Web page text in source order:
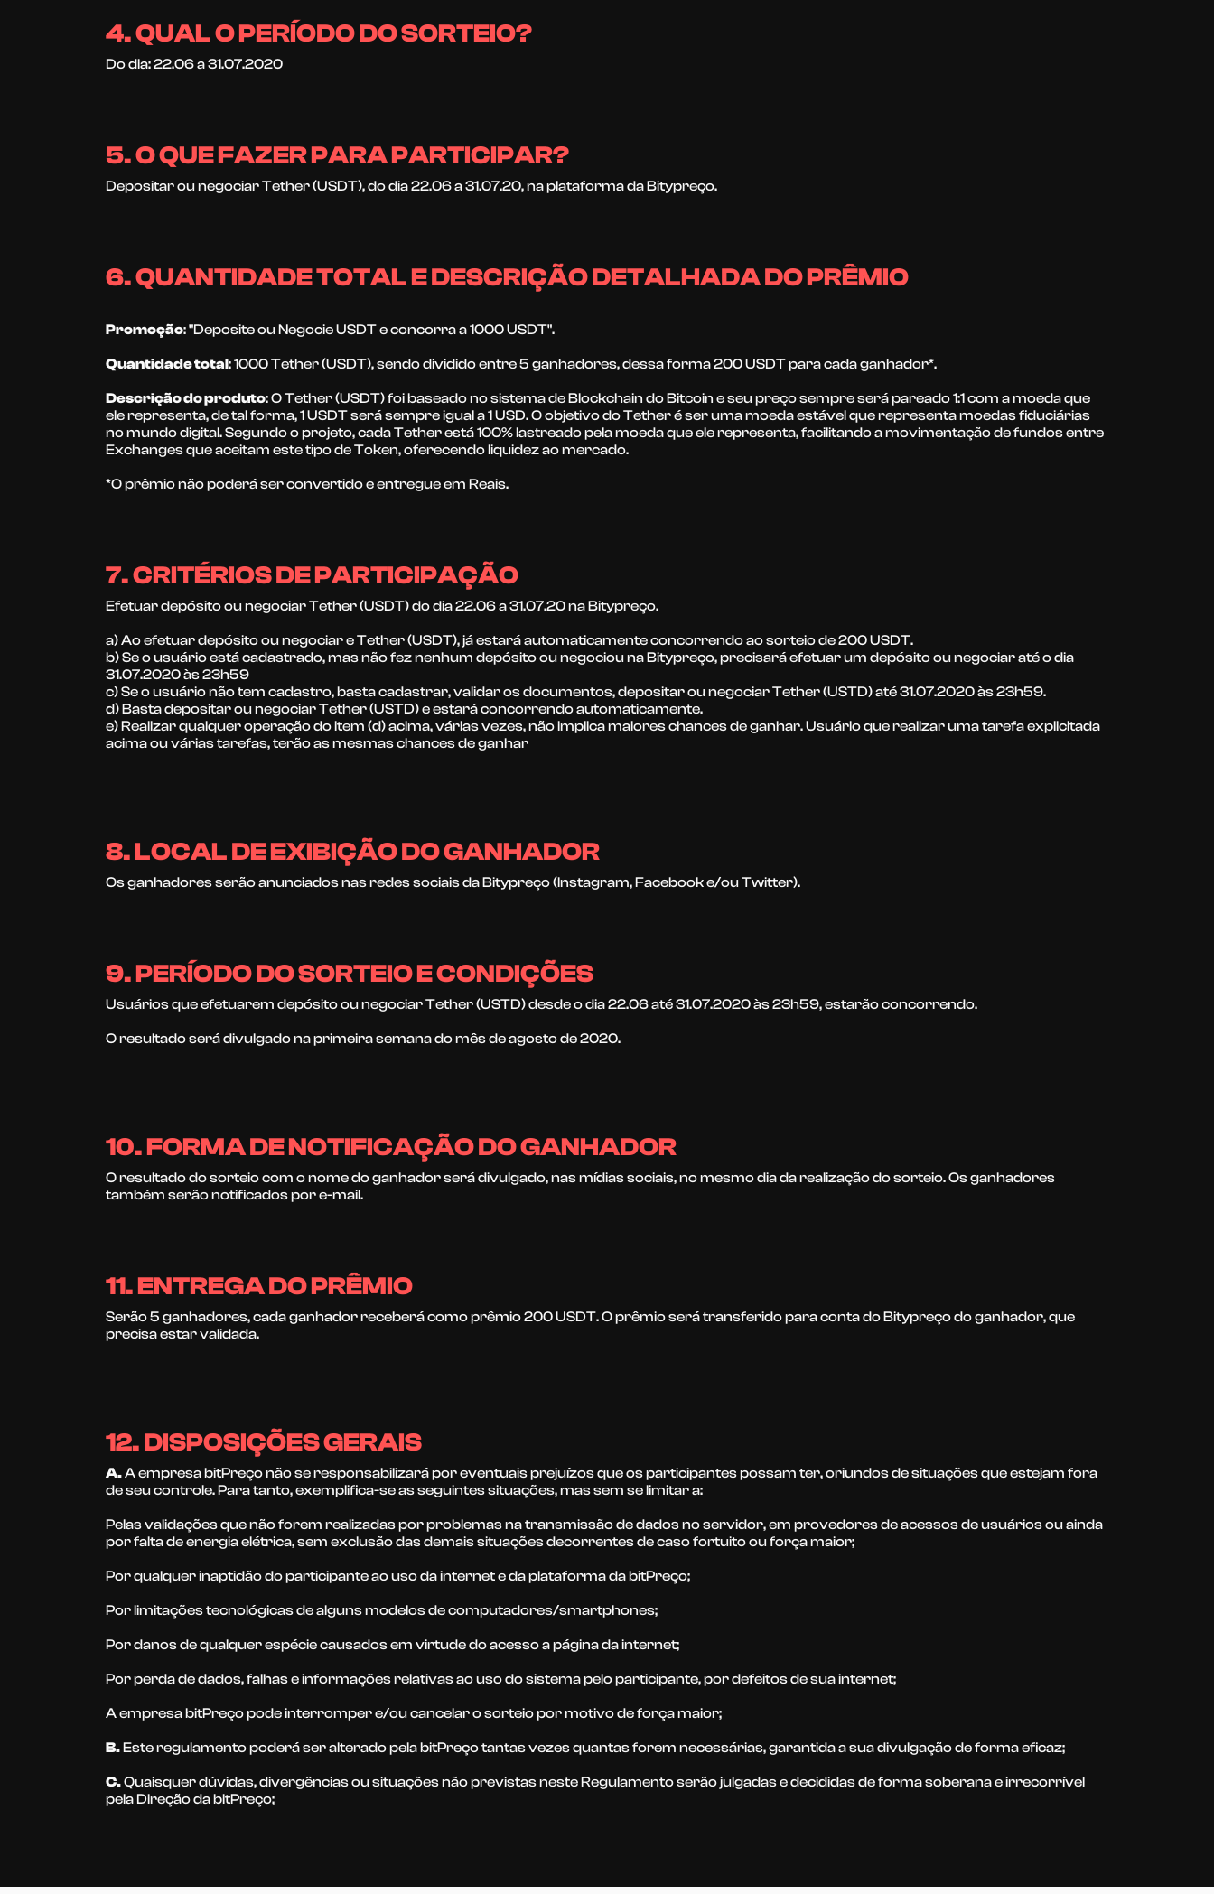
4. QUAL O PERÍODO DO SORTEIO?
Do dia: 22.06 a 31.07.2020
5. O QUE FAZER PARA PARTICIPAR?
Depositar ou negociar Tether (USDT), do dia 22.06 a 31.07.20, na plataforma da Bitypreço.
6. QUANTIDADE TOTAL E DESCRIÇÃO DETALHADA DO PRÊMIO
Promoção:"Deposite ou Negocie USDT e concorra a 1000 USDT".
Quantidade total:1000 Tether (USDT), sendo dividido entre 5 ganhadores, dessa forma 200 USDT para cada ganhador*.
Descrição do produto:O Tether (USDT) foi baseado no sistema de Blockchain do Bitcoin e seu preço sempre será pareado 1:1 com a moeda que
ele representa, de tal forma, 1 USDT será sempre igual a 1 USD. O objetivo do Tether é ser uma moeda estável que representa moedas fiduciárias
no mundo digital. Segundo o projeto, cada Tether está 100% lastreado pela moeda que ele representa, facilitando a movimentação de fundos entre
Exchanges que aceitam este tipo de Token, oferecendo liquidez ao mercado.
*O prêmio não poderá ser convertido e entregue em Reais.
7. CRITÉRIOS DE PARTICIPAÇÃO
Efetuar depósito ou negociar Tether (USDT) do dia 22.06 a 31.07.20 na Bitypreço.
a) Ao efetuar depósito ou negociar e Tether (USDT), já estará automaticamente concorrendo ao sorteio de 200 USDT.
b) Se o usuário está cadastrado, mas não fez nenhum depósito ou negociou na Bitypreço, precisará efetuar um depósito ou negociar até o dia
31.07.2020 às 23h59
c) Se o usuário não tem cadastro, basta cadastrar, validar os documentos, depositar ou negociar Tether (USTD) até 31.07.2020 às 23h59.
d) Basta depositar ou negociar Tether (USTD) e estará concorrendo automaticamente.
e) Realizar qualquer operação do item (d) acima, várias vezes, não implica maiores chances de ganhar. Usuário que realizar uma tarefa explicitada
acima ou várias tarefas, terão as mesmas chances de ganhar
8. LOCAL DE EXIBIÇÃO DO GANHADOR
Os ganhadores serão anunciados nas redes sociais da Bitypreço (Instagram, Facebook e/ou Twitter).
9. PERÍODO DO SORTEIO E CONDIÇÕES
Usuários que efetuarem depósito ou negociar Tether (USTD) desde o dia 22.06 até 31.07.2020 às 23h59, estarão concorrendo.
O resultado será divulgado na primeira semana do mês de agosto de 2020.
10. FORMA DE NOTIFICAÇÃO DO GANHADOR
O resultado do sorteio com o nome do ganhador será divulgado, nas mídias sociais, no mesmo dia da realização do sorteio. Os ganhadores
também serão notificados por e-mail.
11. ENTREGA DO PRÊMIO
Serão 5 ganhadores, cada ganhador receberá como prêmio 200 USDT. O prêmio será transferido para conta do Bitypreço do ganhador, que
precisa estar validada.
12. DISPOSIÇÕES GERAIS
A.A empresa bitPreço não se responsabilizará por eventuais prejuízos que os participantes possam ter, oriundos de situações que estejam fora
de seu controle. Para tanto, exemplifica-se as seguintes situações, mas sem se limitar a:
Pelas validações que não forem realizadas por problemas na transmissão de dados no servidor, em provedores de acessos de usuários ou ainda
por falta de energia elétrica, sem exclusão das demais situações decorrentes de caso fortuito ou força maior;
Por qualquer inaptidão do participante ao uso da internet e da plataforma da bitPreço;
Por limitações tecnológicas de alguns modelos de computadores/smartphones;
Por danos de qualquer espécie causados em virtude do acesso a página da internet;
Por perda de dados, falhas e informações relativas ao uso do sistema pelo participante, por defeitos de sua internet;
A empresa bitPreço pode interromper e/ou cancelar o sorteio por motivo de força maior;
B.Este regulamento poderá ser alterado pela bitPreço tantas vezes quantas forem necessárias, garantida a sua divulgação de forma eficaz;
C.Quaisquer dúvidas, divergências ou situações não previstas neste Regulamento serão julgadas e decididas de forma soberana e irrecorrível
pela Direção da bitPreço;